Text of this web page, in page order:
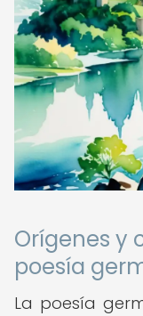
Orígenes y
poesía
La poesía